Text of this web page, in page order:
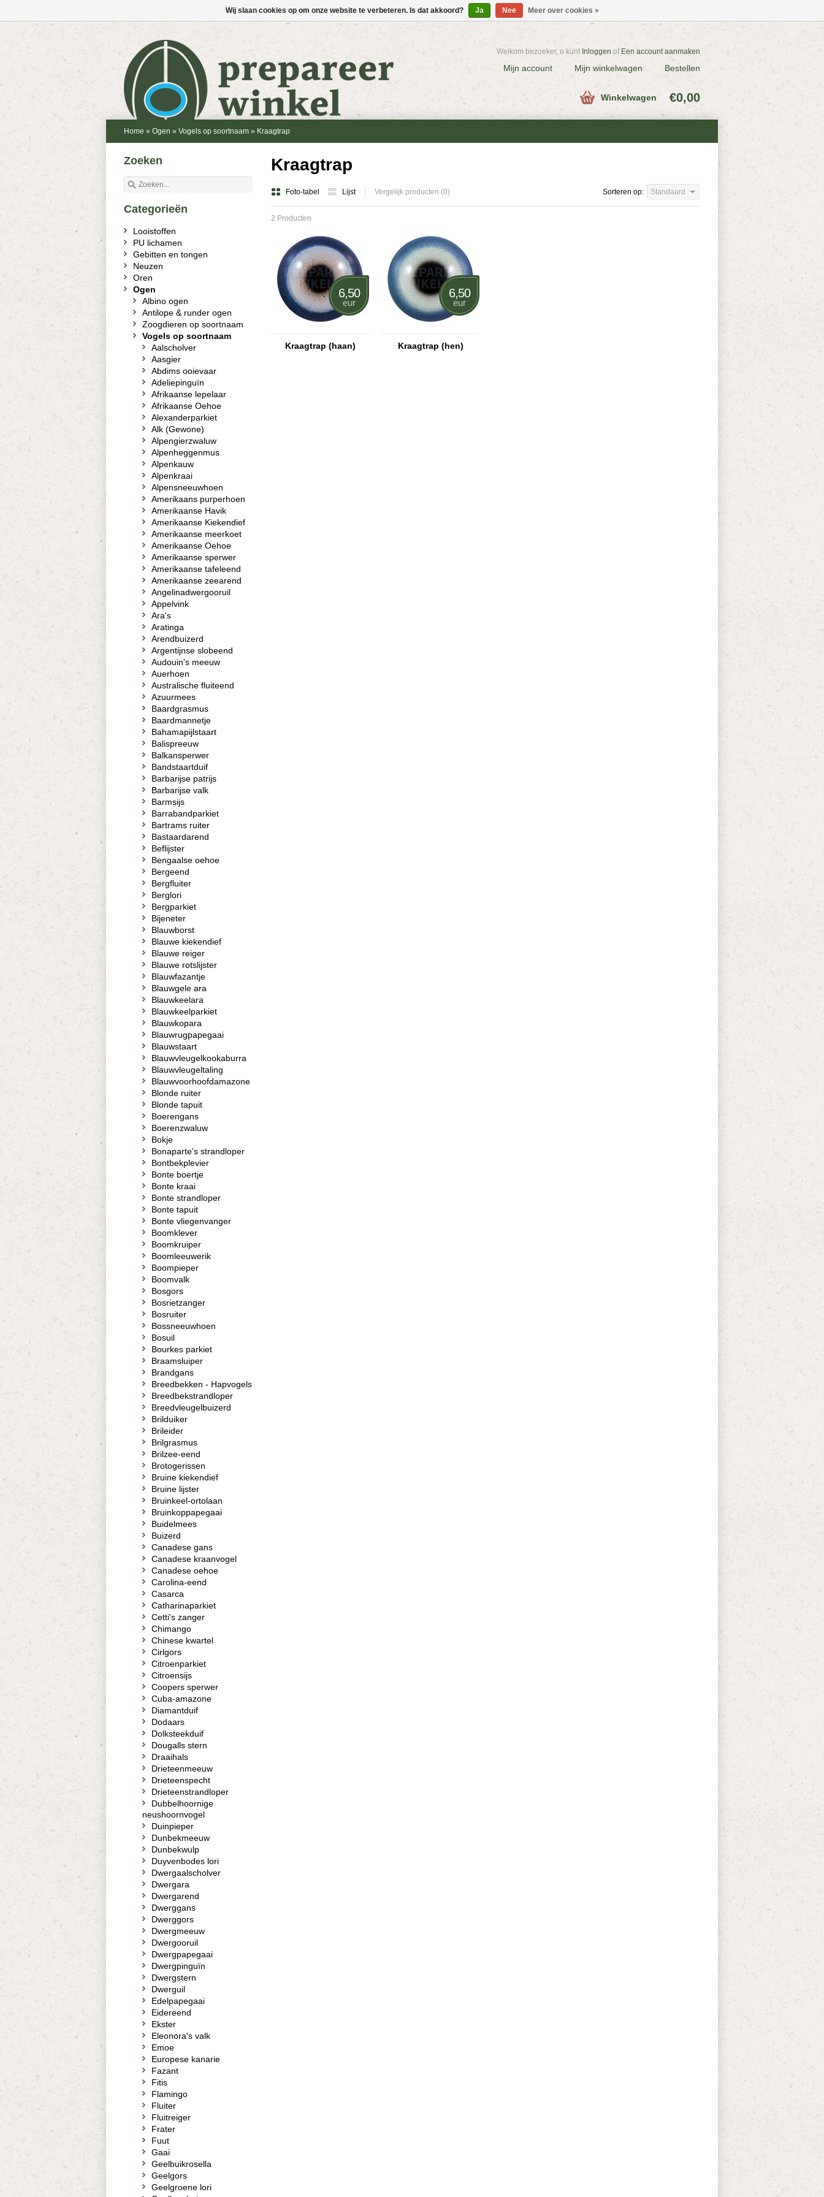
Welkom bezoeker, u kunt Inloggen of Een account aanmaken
Mijn account Mijn winkelwagen Bestellen
Winkelwagen €0,00
Home » Ogen » Vogels op soortnaam » Kraagtrap
Kraagtrap
Foto-tabel Lijst Vergelijk producten (0) Sorteren op: Standaard
2 Producten
6,50
eur
Kraagtrap (haan)
6,50
eur
Kraagtrap (hen)
Zoeken
Categorieën
Looistoffen
PU lichamen
Gebitten en tongen
Neuzen
Oren
Ogen
Albino ogen
Antilope & runder ogen
Zoogdieren op soortnaam
Vogels op soortnaam
Aalscholver
Aasgier
Abdims ooievaar
Adeliepinguïn
Afrikaanse lepelaar
Afrikaanse Oehoe
Alexanderparkiet
Alk (Gewone)
Alpengierzwaluw
Alpenheggenmus
Alpenkauw
Alpenkraai
Alpensneeuwhoen
Amerikaans purperhoen
Amerikaanse Havik
Amerikaanse Kiekendief
Amerikaanse meerkoet
Amerikaanse Oehoe
Amerikaanse sperwer
Amerikaanse tafeleend
Amerikaanse zeearend
Angelinadwergooruil
Appelvink
Ara's
Aratinga
Arendbuizerd
Argentijnse slobeend
Audouin's meeuw
Auerhoen
Australische fluiteend
Azuurmees
Baardgrasmus
Baardmannetje
Bahamapijlstaart
Balispreeuw
Balkansperwer
Bandstaartduif
Barbarijse patrijs
Barbarijse valk
Barmsijs
Barrabandparkiet
Bartrams ruiter
Bastaardarend
Beflijster
Bengaalse oehoe
Bergeend
Bergfluiter
Berglori
Bergparkiet
Bijeneter
Blauwborst
Blauwe kiekendief
Blauwe reiger
Blauwe rotslijster
Blauwfazantje
Blauwgele ara
Blauwkeelara
Blauwkeelparkiet
Blauwkopara
Blauwrugpapegaai
Blauwstaart
Blauwvleugelkookaburra
Blauwvleugeltaling
Blauwvoorhoofdamazone
Blonde ruiter
Blonde tapuit
Boerengans
Boerenzwaluw
Bokje
Bonaparte's strandloper
Bontbekplevier
Bonte boertje
Bonte kraai
Bonte strandloper
Bonte tapuit
Bonte vliegenvanger
Boomklever
Boomkruiper
Boomleeuwerik
Boompieper
Boomvalk
Bosgors
Bosrietzanger
Bosruiter
Bossneeuwhoen
Bosuil
Bourkes parkiet
Braamsluiper
Brandgans
Breedbekken - Hapvogels
Breedbekstrandloper
Breedvleugelbuizerd
Brilduiker
Brileider
Brilgrasmus
Brilzee-eend
Brotogerissen
Bruine kiekendief
Bruine lijster
Bruinkeel-ortolaan
Bruinkoppapegaai
Buidelmees
Buizerd
Canadese gans
Canadese kraanvogel
Canadese oehoe
Carolina-eend
Casarca
Catharinaparkiet
Cetti's zanger
Chimango
Chinese kwartel
Cirlgors
Citroenparkiet
Citroensijs
Coopers sperwer
Cuba-amazone
Diamantduif
Dodaars
Dolksteekduif
Dougalls stern
Draaihals
Drieteenmeeuw
Drieteenspecht
Drieteenstrandloper
Dubbelhoornige
neushoornvogel
Duinpieper
Dunbekmeeuw
Dunbekwulp
Duyvenbodes lori
Dwergaalscholver
Dwergara
Dwergarend
Dwerggans
Dwerggors
Dwergmeeuw
Dwergooruil
Dwergpapegaai
Dwergpinguïn
Dwergstern
Dwerguil
Edelpapegaai
Eidereend
Ekster
Eleonora's valk
Emoe
Europese kanarie
Fazant
Fitis
Flamingo
Fluiter
Fluitreiger
Frater
Fuut
Gaai
Geelbuikrosella
Geelgors
Geelgroene lori
Wij slaan cookies op om onze website te verbeteren. Is dat akkoord? Ja Nee Meer over cookies »